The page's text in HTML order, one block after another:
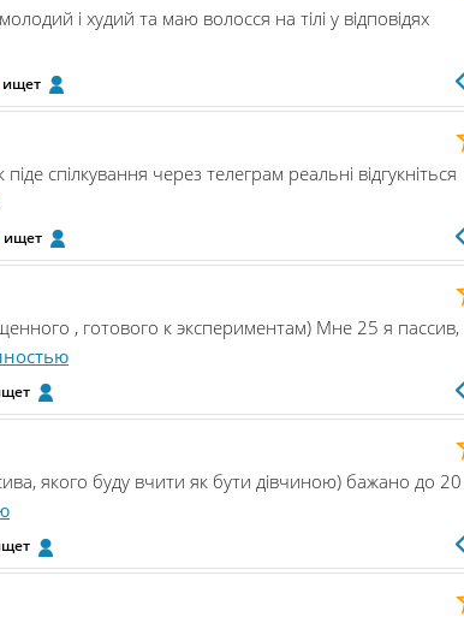
і худий та маю волосся на тілі у відповідях
ищет
спілкування через телеграм реальні відгукніться
ищет
, готового к экспериментам) Мне 25 я пассив,
якого буду вчити як бути дівчиною) бажано до 20